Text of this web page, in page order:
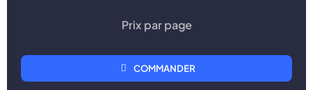
Prix par page
COMMANDER